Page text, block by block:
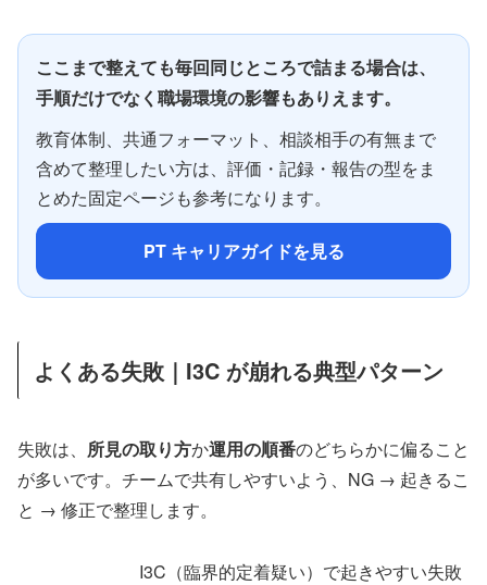
ここまで整えても毎回同じところで詰まる場合は、
手順だけでなく職場環境の影響もありえます。
教育体制、共通フォーマット、相談相手の有無まで
含めて整理したい方は、評価・記録・報告の型をま
とめた固定ページも参考になります。
PT キャリアガイドを見る
よくある失敗｜I3C が崩れる典型パターン
失敗は、 所見の取り方か運用の順番のどちらかに偏ること
が多いです。チームで共有しやすいよう、NG → 起きるこ
と → 修正で整理します。
I3C（臨界的定着疑い）で起きやすい失敗